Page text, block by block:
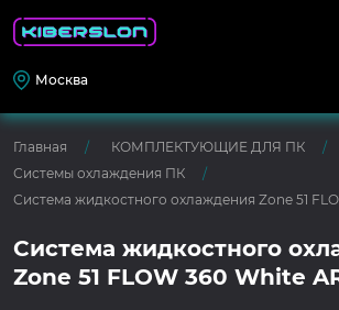
Москва
Главная
КОМПЛЕКТУЮЩИЕ ДЛЯ ПК
Системы охлаждения ПК
Система жидкостного охлаждения Zone 51
Система жидкостного
Zone 51 FLOW 360 White